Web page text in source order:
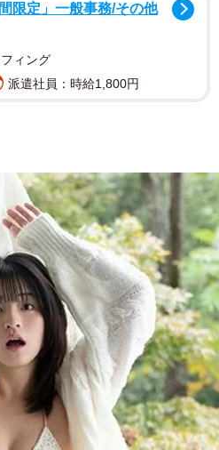
限定」一般事務/その他
ィング
派遣社員：時給1,800円